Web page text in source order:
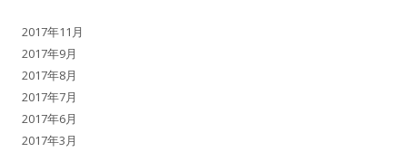
2017年11月
2017年9月
2017年8月
2017年7月
2017年6月
2017年3月